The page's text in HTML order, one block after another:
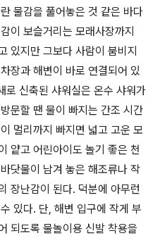
물감을 풀어놓은 것 같은 바다
이 보슬거리는 모래사장까지
있지만 그보다 사람이 붐비지
장과 해변이 바로 연결되어 있
로 신축된 샤워실은 온수 샤워가
문할 땐 물이 빠지는 간조 시간
멀리까지 빠지면 넓고 고운 모
얕고 어린아이도 놀기 좋은 천
닷물이 남겨 놓은 해조류나 작
장난감이 된다. 덕분에 아무런
있다. 단, 해변 입구에 작게 부
되도록 물놀이용 신발 착용을